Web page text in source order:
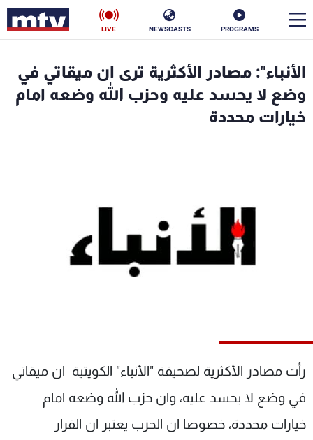
PROGRAMS
NEWSCASTS
LIVE
الأنباء": مصادر الأكثرية ترى ان ميقاتي في
وضع لا يحسد عليه وحزب الله وضعه امام
خيارات محددة
رأت مصادر الأكثرية لصحيفة "الأنباء" الكويتية ان ميقاتي
في وضع لا يحسد عليه، وان حزب الله وضعه امام
خيارات محددة، خصوصا ان الحزب يعتبر ان القرار
الأخبار
سياسة
كأس العالم
الترددات
عن MTV
الإنـتـاج
لاعلاناتكم
وظائف
تواصل معنا
شروط الإسـتخدام